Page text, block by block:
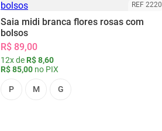
REF 2220
Saia midi branca flores rosas com
bolsos
R$ 89,00
12x de R$ 8,60
R$ 85,00 no PIX
P M G